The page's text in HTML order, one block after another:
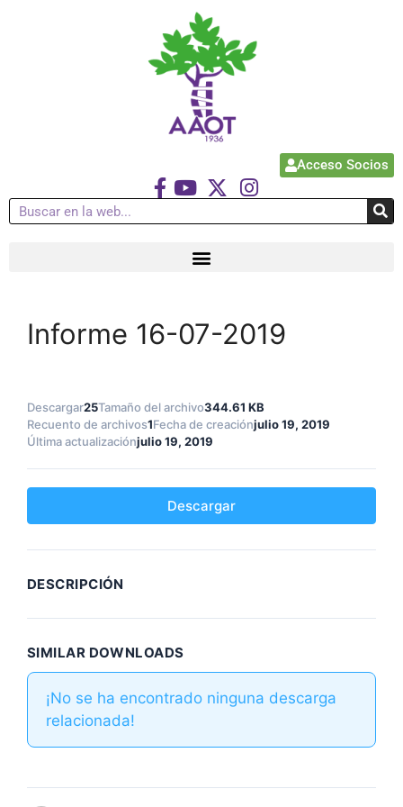
Acceso Socios
Informe 16-07-2019
Descargar25Tamaño del archivo344.61 KB
Recuento de archivos1Fecha de creaciónjulio 19, 2019
Última actualizaciónjulio 19, 2019
Descargar
DESCRIPCIÓN
SIMILAR DOWNLOADS
¡No se ha encontrado ninguna descarga
relacionada!